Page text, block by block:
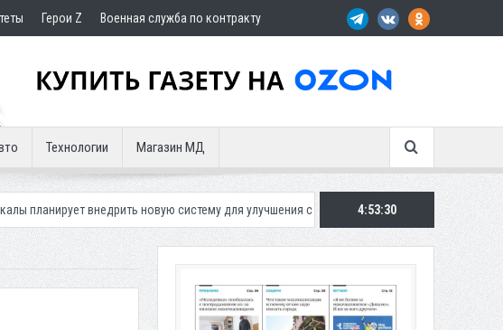
Герои Z Военная служба по контракту
Технологии Магазин МД
новую систему для улучшения ситуации с парковками Махачкалинское
4:53:31